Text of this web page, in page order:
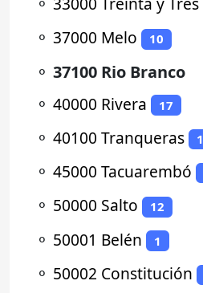
⚬ 37000 Melo 10
⚬ 37100 Rio Branco
⚬ 40000 Rivera 17
⚬ 40100 Tranqueras 1
⚬ 45000 Tacuarembó
⚬ 50000 Salto 12
⚬ 50001 Belén 1
⚬ 50002 Constitución